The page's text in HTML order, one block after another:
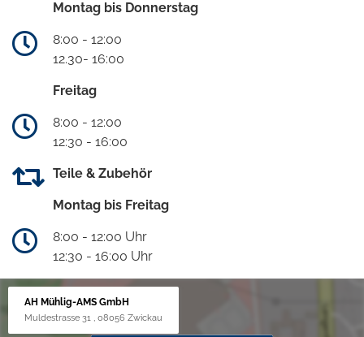
Montag bis Donnerstag
8:00 - 12:00
12.30- 16:00
Freitag
8:00 - 12:00
12:30 - 16:00
Teile & Zubehör
Montag bis Freitag
8:00 - 12:00 Uhr
12:30 - 16:00 Uhr
AH Mühlig-AMS GmbH
Muldestrasse 31 , 08056 Zwickau